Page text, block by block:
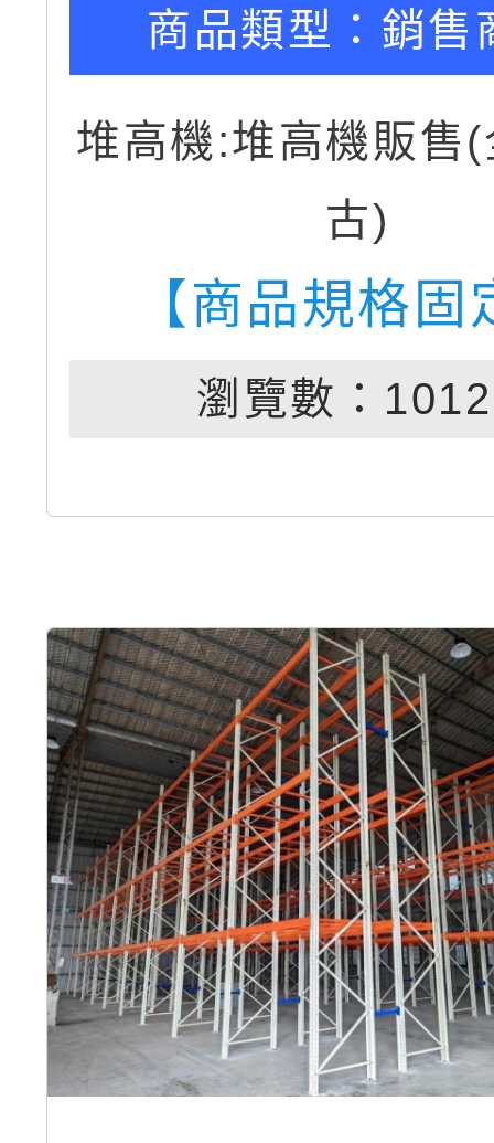
商品類型： 銷售
堆高機:堆高機販售
古)
【商品規格固
瀏覽數：